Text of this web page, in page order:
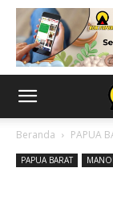
Beranda PAPUA
PAPUA BARAT